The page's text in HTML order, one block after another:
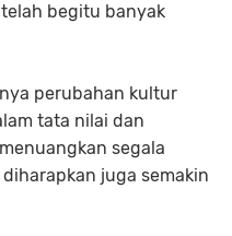
begitu banyak
perubahan kultur
tata nilai dan
segala
juga semakin